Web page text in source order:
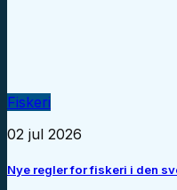
Fiskeri
02 jul 2026
Nye regler for fiskeri i den